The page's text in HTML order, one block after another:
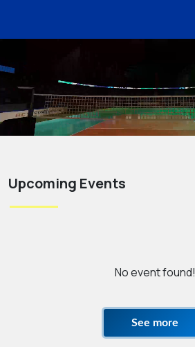
Upcoming Events
No event found!
See more